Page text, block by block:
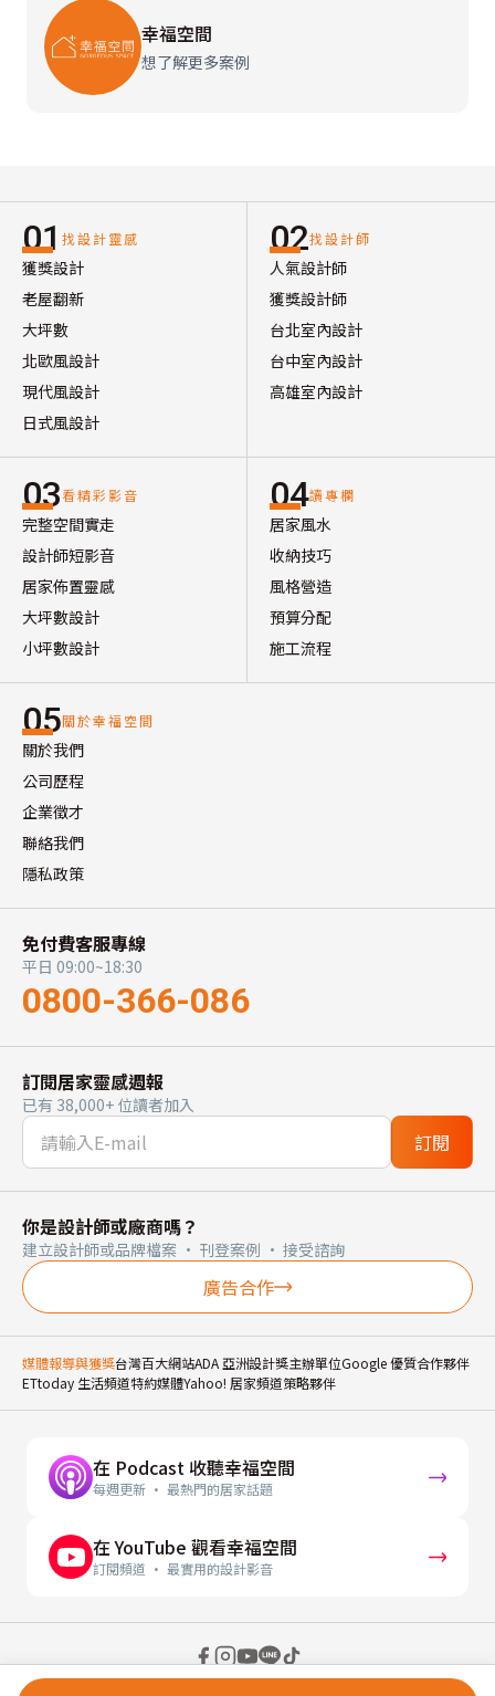
幸福空間
想了解更多案例
01 找設計靈感
獲獎設計
老屋翻新
大坪數
北歐風設計
現代風設計
日式風設計
02找設計師
人氣設計師
獲獎設計師
台北室內設計
台中室內設計
高雄室內設計
03看精彩影音
完整空間實走
設計師短影音
居家佈置靈感
大坪數設計
小坪數設計
04讀專欄
居家風水
收納技巧
風格營造
預算分配
施工流程
05關於幸福空間
關於我們
公司歷程
企業徵才
聯絡我們
隱私政策
免付費客服專線
平日 09:00~18:30
0800-366-086
訂閱居家靈感週報
已有 38,000+ 位讀者加入
訂閱
你是設計師或廠商嗎？
建立設計師或品牌檔案 · 刊登案例 · 接受諮詢
廣告合作
媒體報導與獲獎台灣百大網站ADA 亞洲設計獎主辦單位Google 優質合作夥伴
ETtoday 生活頻道特約媒體Yahoo! 居家頻道策略夥伴
在 Podcast 收聽幸福空間
每週更新 · 最熱門的居家話題
在 YouTube 觀看幸福空間
訂閱頻道 · 最實用的設計影音
© 2026 幸福空間 Gorgeous Space Co., Ltd.